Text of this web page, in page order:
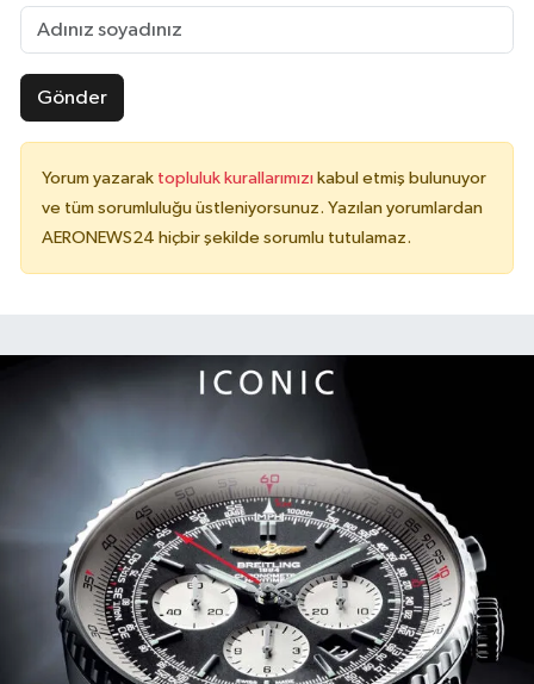
Gönder
Yorum yazarak topluluk kurallarımızı kabul etmiş bulunuyor
ve tüm sorumluluğu üstleniyorsunuz. Yazılan yorumlardan
AERONEWS24 hiçbir şekilde sorumlu tutulamaz.